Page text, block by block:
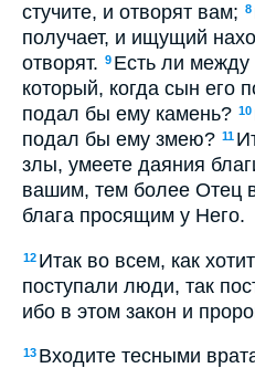
стучите, и отворят вам; 8
получает, и ищущий
отворят. 9 Есть ли между
который, когда сын его
подал бы ему камень? 10
подал бы ему змею? 11
злы, умеете даяния
вашим, тем более Отец
блага просящим у Него.
12 Итак во всем, как
поступали люди, так
ибо в этом закон и
13 Входите тесными